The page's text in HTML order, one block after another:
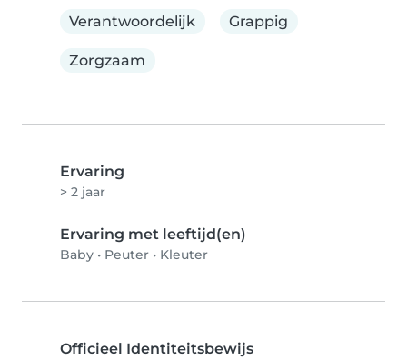
Verantwoordelijk
Grappig
Zorgzaam
Ervaring
> 2 jaar
Ervaring met leeftijd(en)
Baby • Peuter • Kleuter
Officieel Identiteitsbewijs